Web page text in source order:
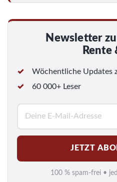
Newsletter
Rente
Wöchentliche Updates
60 000+ Leser
a
i
l
JETZT
100 % spam-frei •